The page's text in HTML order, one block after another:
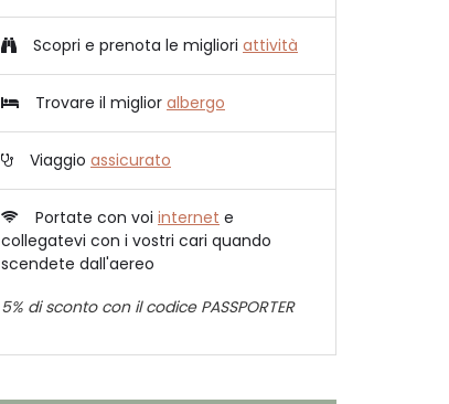
Scopri e prenota le migliori attività
Trovare il miglior albergo
Viaggio assicurato
Portate con voi internet e
collegatevi con i vostri cari quando
scendete dall'aereo
5% di sconto con il codice PASSPORTER